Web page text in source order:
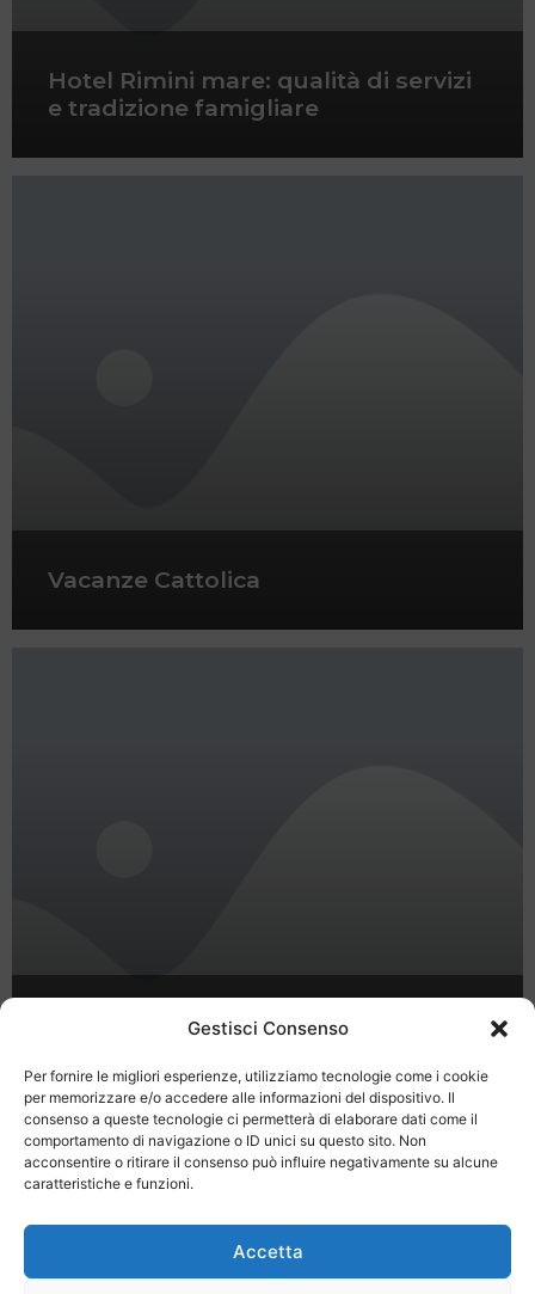
Gestisci Consenso
Per fornire le migliori esperienze, utilizziamo tecnologie come i cookie
per memorizzare e/o accedere alle informazioni del dispositivo. Il
consenso a queste tecnologie ci permetterà di elaborare dati come il
comportamento di navigazione o ID unici su questo sito. Non
acconsentire o ritirare il consenso può influire negativamente su alcune
caratteristiche e funzioni.
Accetta
Hotel Rimini mare: qualità di servizi
e tradizione famigliare
Vacanze Cattolica
Hotel Senyor – last minute
1 2